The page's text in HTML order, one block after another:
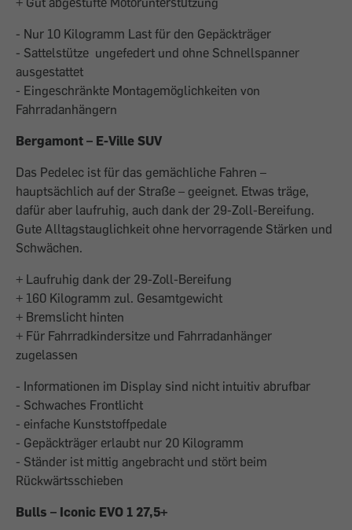
- Nur 10 Kilogramm Last für den Gepäckträger
- Sattelstütze ungefedert und ohne Schnellspanner
ausgestattet
- Eingeschränkte Montagemöglichkeiten von
Fahrradanhängern
Bergamont – E-Ville SUV
Das Pedelec ist für das gemächliche Fahren –
hauptsächlich auf der Straße – geeignet. Etwas träge,
dafür aber laufruhig, auch dank der 29-Zoll-Bereifung.
Gute Alltagstauglichkeit ohne hervorragende Stärken und
Schwächen.
+ Laufruhig dank der 29-Zoll-Bereifung
+ 160 Kilogramm zul. Gesamtgewicht
+ Bremslicht hinten
+ Für Fahrradkindersitze und Fahrradanhänger
zugelassen
- Informationen im Display sind nicht intuitiv abrufbar
- Schwaches Frontlicht
- einfache Kunststoffpedale
- Gepäckträger erlaubt nur 20 Kilogramm
- Ständer ist mittig angebracht und stört beim
Rückwärtsschieben
Bulls – Iconic EVO 1 27,5+